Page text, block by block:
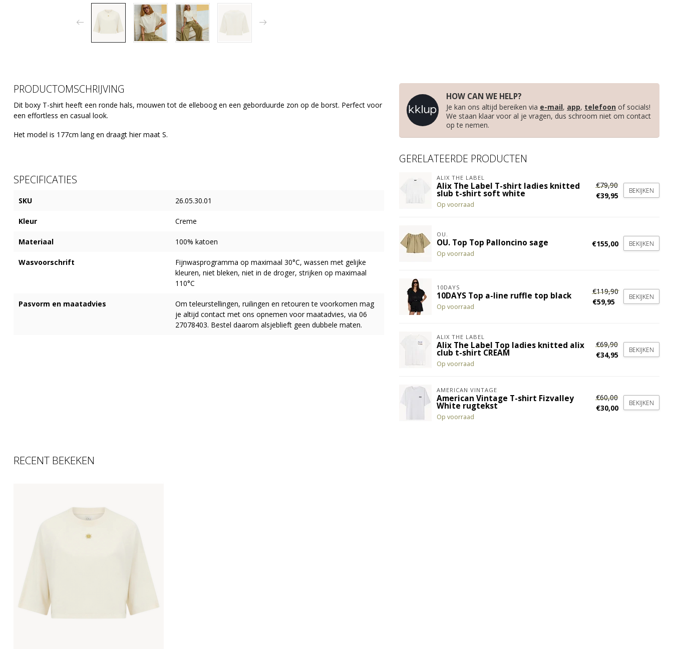
PRODUCTOMSCHRIJVING
Dit boxy T-shirt heeft een ronde hals, mouwen tot de elleboog en een geborduurde zon op de borst. Perfect voor
een effortless en casual look.
Het model is 177cm lang en draagt hier maat S.
SPECIFICATIES
SKU 26.05.30.01
Kleur Creme
Materiaal 100% katoen
Wasvoorschrift
Fijnwasprogramma op maximaal 30°C, wassen met gelijke
kleuren, niet bleken, niet in de droger, strijken op maximaal
110°C
Pasvorm en maatadvies
Om teleurstellingen, ruilingen en retouren te voorkomen mag
je altijd contact met ons opnemen voor maatadvies, via 06
27078403. Bestel daarom alsjeblieft geen dubbele maten.
HOW CAN WE HELP?
Je kan ons altijd bereiken via e-mail, app, telefoon of socials!
We staan klaar voor al je vragen, dus schroom niet om contact
op te nemen.
GERELATEERDE PRODUCTEN
ALIX THE LABEL
Alix The Label T-shirt ladies knitted
slub t-shirt soft white
Op voorraad
€79,90
€39,95
BEKIJKEN
OU.
OU. Top Top Palloncino sage
Op voorraad
€155,00 BEKIJKEN
10DAYS
10DAYS Top a-line ruffle top black
Op voorraad
€119,90
€59,95
BEKIJKEN
ALIX THE LABEL
Alix The Label Top ladies knitted alix
club t-shirt CREAM
Op voorraad
€69,90
€34,95
BEKIJKEN
AMERICAN VINTAGE
American Vintage T-shirt Fizvalley
White rugtekst
Op voorraad
€60,00
€30,00
BEKIJKEN
RECENT BEKEKEN